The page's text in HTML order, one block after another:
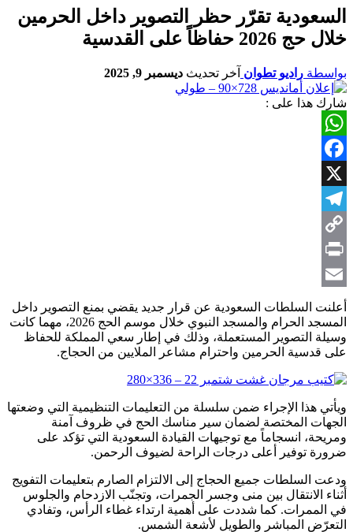
السعودية تقرّر حظر التصوير داخل الحرمين
خلال حج 2026 حفاظاً على القدسية
بواسطة راديو تطوان آخر تحديث ديسمبر 9, 2025
شارك هذا على :
WhatsApp
Facebook
X
Telegram
Copy
Link
Print
Email
أعلنت السلطات السعودية عن قرار جديد يقضي بمنع التصوير داخل
المسجد الحرام والمسجد النبوي خلال موسم الحج 2026، مهما كانت
وسيلة التصوير المستعملة، وذلك في إطار سعي المملكة للحفاظ
على قدسية الحرمين واحترام مشاعر الملايين من الحجاج.
ويأتي هذا الإجراء ضمن سلسلة من التعليمات التنظيمية التي وضعتها
الجهات المختصة لضمان سير مناسك الحج في ظروف آمنة
ومريحة، انسجاماً مع توجيهات القيادة السعودية التي تؤكد على
ضرورة توفير أعلى درجات الراحة لضيوف الرحمن.
ودعت السلطات جميع الحجاج إلى الالتزام الصارم بتعليمات التفويج
أثناء الانتقال بين منى وجسر الجمرات، وتجنّب الازدحام والجلوس
في الممرات. كما شددت على أهمية ارتداء غطاء الرأس، وتفادي
التعرّض المباشر والطويل لأشعة الشمس.